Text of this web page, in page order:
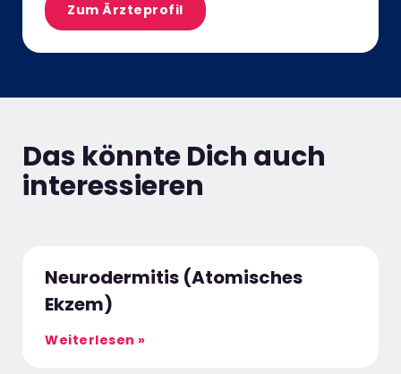
Zum Ärzteprofil
Das könnte Dich auch
interessieren
Neurodermitis (Atomisches
Ekzem)
Weiterlesen »